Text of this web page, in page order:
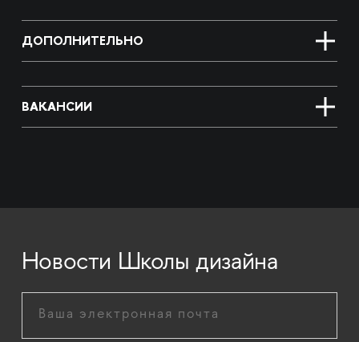
ДОПОЛНИТЕЛЬНО
ВАКАНСИИ
Новости Школы дизайна